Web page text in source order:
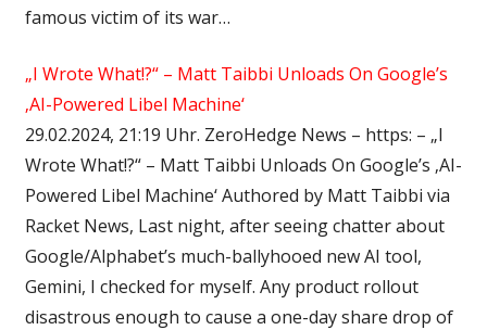
famous victim of its war…
„I Wrote What!?“ – Matt Taibbi Unloads On Google’s
‚AI-Powered Libel Machine‘
29.02.2024, 21:19 Uhr. ZeroHedge News – https: – „I
Wrote What!?“ – Matt Taibbi Unloads On Google’s ‚AI-
Powered Libel Machine‘ Authored by Matt Taibbi via
Racket News, Last night, after seeing chatter about
Google/Alphabet’s much-ballyhooed new AI tool,
Gemini, I checked for myself. Any product rollout
disastrous enough to cause a one-day share drop of